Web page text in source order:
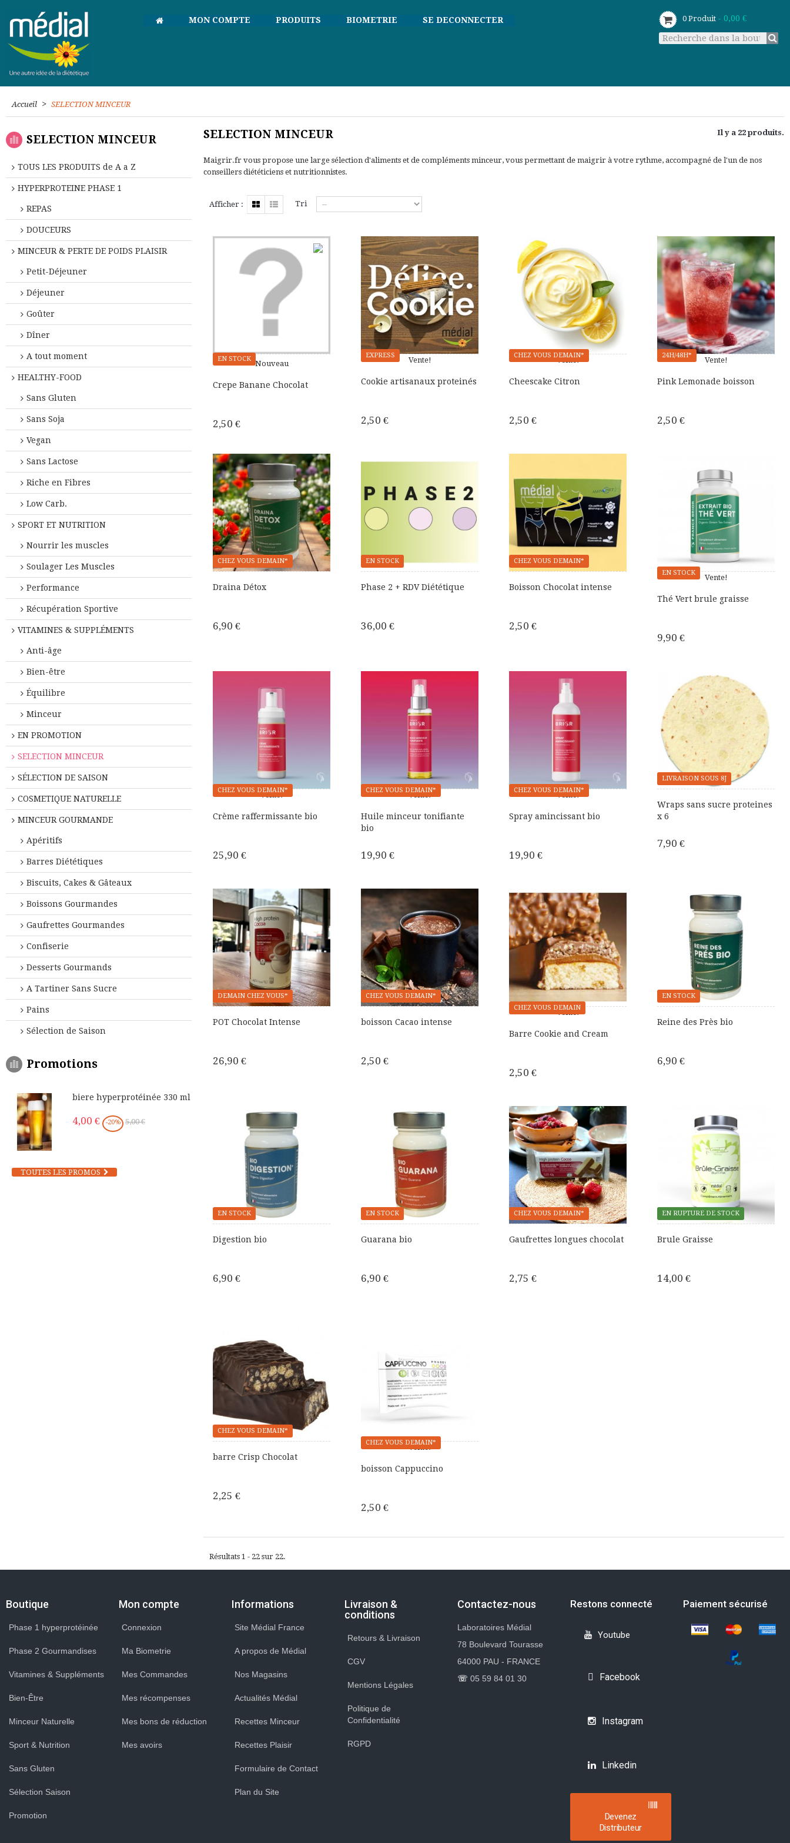
MON COMPTE PRODUITS BIOMETRIE SE DECONNECTER 0 Produit - 0,00 €
Accueil > SELECTION MINCEUR
SELECTION MINCEUR
TOUS LES PRODUITS de A a Z
HYPERPROTEINE PHASE 1
REPAS
DOUCEURS
MINCEUR & PERTE DE POIDS PLAISIR
Petit-Déjeuner
Déjeuner
Goûter
Dîner
A tout moment
HEALTHY-FOOD
Sans Gluten
Sans Soja
Vegan
Sans Lactose
Riche en Fibres
Low Carb.
SPORT ET NUTRITION
Nourrir les muscles
Soulager Les Muscles
Performance
Récupération Sportive
VITAMINES & SUPPLÉMENTS
Anti-âge
Bien-être
Équilibre
Minceur
EN PROMOTION
SELECTION MINCEUR
SÉLECTION DE SAISON
COSMETIQUE NATURELLE
MINCEUR GOURMANDE
Apéritifs
Barres Diététiques
Biscuits, Cakes & Gâteaux
Boissons Gourmandes
Gaufrettes Gourmandes
Confiserie
Desserts Gourmands
A Tartiner Sans Sucre
Pains
Sélection de Saison
Promotions
biere hyperprotéinée 330 ml
4,00 € -20% 5,00 €
TOUTES LES PROMOS
SELECTION MINCEUR Il y a 22 produits.
Maigrir.fr vous propose une large sélection d'aliments et de compléments minceur, vous permettant de maigrir à votre rythme, accompagné de l'un de nos
conseillers diététiciens et nutritionnistes.
Afficher : Tri
Nouveau
Crepe Banane Chocolat
2,50 €
EN STOCK Vente!
Cookie artisanaux proteinés
2,50 €
EXPRESS
Vente!
Cheescake Citron
2,50 €
CHEZ VOUS DEMAIN*
Vente!
Pink Lemonade boisson
2,50 €
24H/48H*
Draina Détox
6,90 €
CHEZ VOUS DEMAIN*
Phase 2 + RDV Diététique
36,00 €
EN STOCK
Boisson Chocolat intense
2,50 €
CHEZ VOUS DEMAIN*
Vente!
Thé Vert brule graisse
9,90 €
EN STOCK
Vente!
Crème raffermissante bio
25,90 €
CHEZ VOUS DEMAIN*
Vente!
Huile minceur tonifiante
bio
19,90 €
CHEZ VOUS DEMAIN*
Vente!
Spray amincissant bio
19,90 €
CHEZ VOUS DEMAIN*
Wraps sans sucre proteines
x 6
7,90 €
LIVRAISON SOUS 8J
POT Chocolat Intense
26,90 €
DEMAIN CHEZ VOUS*
boisson Cacao intense
2,50 €
CHEZ VOUS DEMAIN*
Vente!
Barre Cookie and Cream
2,50 €
CHEZ VOUS DEMAIN
Reine des Près bio
6,90 €
EN STOCK
Digestion bio
6,90 €
EN STOCK
Guarana bio
6,90 €
EN STOCK
Gaufrettes longues chocolat
2,75 €
CHEZ VOUS DEMAIN*
Brule Graisse
14,00 €
EN RUPTURE DE STOCK
barre Crisp Chocolat
2,25 €
CHEZ VOUS DEMAIN*
Vente!
boisson Cappuccino
2,50 €
CHEZ VOUS DEMAIN*
Résultats 1 - 22 sur 22.
Boutique
Phase 1 hyperprotéinée
Phase 2 Gourmandises
Vitamines & Suppléments
Bien-Être
Minceur Naturelle
Sport & Nutrition
Sans Gluten
Sélection Saison
Promotion
Mon compte
Connexion
Ma Biometrie
Mes Commandes
Mes récompenses
Mes bons de réduction
Mes avoirs
Informations
Site Médial France
A propos de Médial
Nos Magasins
Actualités Médial
Recettes Minceur
Recettes Plaisir
Formulaire de Contact
Plan du Site
Livraison &
conditions
Retours & Livraison
CGV
Mentions Légales
Politique de
Confidentialité
RGPD
Contactez-nous
Laboratoires Médial
78 Boulevard Tourasse
64000 PAU - FRANCE
☏ 05 59 84 01 30
Restons connecté
Youtube
Facebook
Instagram
Linkedin
Devenez
Distributeur
Paiement sécurisé